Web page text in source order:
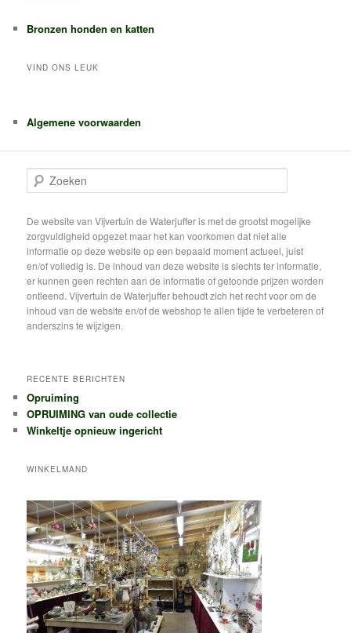
Bronzen honden en katten
VIND ONS LEUK
Algemene voorwaarden
o
k
e
n
De website van Vijvertuin de Waterjuffer is met de grootst mogelijke
zorgvuldigheid opgezet maar het kan voorkomen dat niet alle
informatie op deze website op een bepaald moment actueel, juist
en/of volledig is. De inhoud van deze website is slechts ter informatie,
er kunnen geen rechten aan de informatie of getoonde prijzen worden
ontleend. Vijvertuin de Waterjuffer behoudt zich het recht voor om de
inhoud van de website en/of de webshop te allen tijde te verbeteren of
anderszins te wijzigen.
RECENTE BERICHTEN
Opruiming
OPRUIMING van oude collectie
Winkeltje opnieuw ingericht
WINKELMAND